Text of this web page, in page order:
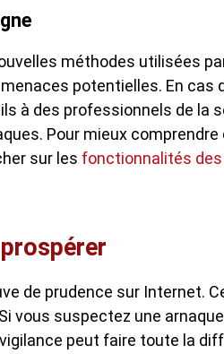
méthodes utilisées
potentielles. En cas
à des professionnels de la
Pour mieux
sur les fonctionnalités
de prudence sur Internet.
vous suspectez une
peut faire toute la